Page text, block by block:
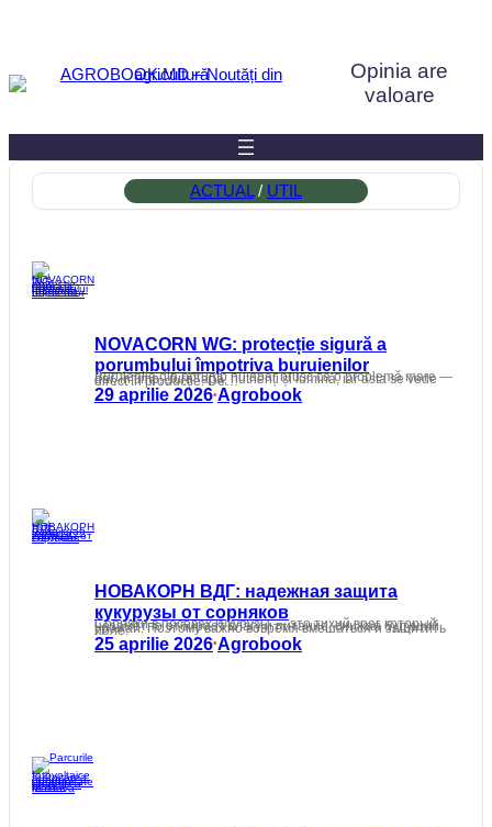
conținut
Opinia are
valoare
ACTUAL / UTIL
NOVACORN WG: protecție sigură a
porumbului împotriva buruienilor
Buruienile din porumb nu apar brusc ca o problemă mare — dar, în timp, „fură” apă, nutrienți și lumină, iar asta se vede direct în producție. De…
29 aprilie 2026•Agrobook
НОВАКОРН ВДГ: надежная защита
кукурузы от сорняков
Сорняки в посевах кукурузы — это тихий враг, который незаметно отбирает влагу и питание, снижая будущий урожай. Поэтому важно вовремя вмешаться и защитить поле.
25 aprilie 2026•Agrobook